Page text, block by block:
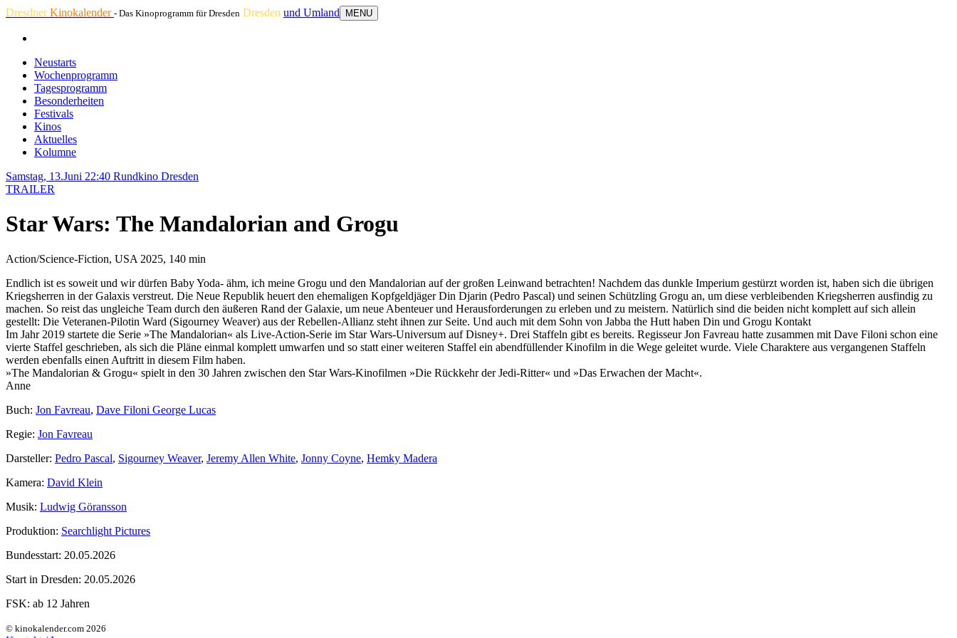
DresdnerKinokalender - Das Kinoprogramm für Dresden Dresden und Umland MENU
Neustarts
Wochenprogramm
Tagesprogramm
Besonderheiten
Festivals
Kinos
Aktuelles
Kolumne
Samstag, 13.Juni 22:40 Rundkino Dresden
TRAILER
Star Wars: The Mandalorian and Grogu
Action/Science-Fiction, USA 2025, 140 min
Endlich ist es soweit und wir dürfen Baby Yoda- ähm, ich meine Grogu und den Mandalorian auf der großen Leinwand betrachten! Nachdem das dunkle Imperium gestürzt worden ist, haben sich die übrigen
Kriegsherren in der Galaxis verstreut. Die Neue Republik heuert den ehemaligen Kopfgeldjäger Din Djarin (Pedro Pascal) und seinen Schützling Grogu an, um diese verbleibenden Kriegsherren ausfindig zu
machen. So reist das ungleiche Team durch den äußeren Rand der Galaxie, um neue Abenteuer und Herausforderungen zu erleben und zu meistern. Natürlich sind die beiden nicht komplett auf sich allein
gestellt: Die Veteranen-Pilotin Ward (Sigourney Weaver) aus der Rebellen-Allianz steht ihnen zur Seite. Und auch mit dem Sohn von Jabba the Hutt haben Din und Grogu Kontakt
Im Jahr 2019 startete die Serie »The Mandalorian« als Live-Action-Serie im Star Wars-Universum auf Disney+. Drei Staffeln gibt es bereits. Regisseur Jon Favreau hatte zusammen mit Dave Filoni schon eine
vierte Staffel geschrieben, als sich die Pläne einmal komplett umwarfen und so statt einer weiteren Staffel ein abendfüllender Kinofilm in die Wege geleitet wurde. Viele Charaktere aus vergangenen Staffeln
werden ebenfalls einen Auftritt in diesem Film haben.
»The Mandalorian & Grogu« spielt in den 30 Jahren zwischen den Star Wars-Kinofilmen »Die Rückkehr der Jedi-Ritter« und »Das Erwachen der Macht«.
Anne
Buch: Jon Favreau, Dave Filoni George Lucas
Regie: Jon Favreau
Darsteller: Pedro Pascal, Sigourney Weaver, Jeremy Allen White, Jonny Coyne, Hemky Madera
Kamera: David Klein
Musik: Ludwig Göransson
Produktion: Searchlight Pictures
Bundesstart: 20.05.2026
Start in Dresden: 20.05.2026
FSK: ab 12 Jahren
© kinokalender.com 2026